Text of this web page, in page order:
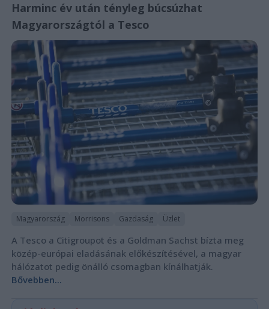
Harminc év után tényleg búcsúzhat
Magyarországtól a Tesco
Magyarország Morrisons Gazdaság Üzlet
A Tesco a Citigroupot és a Goldman Sachst bízta meg
közép-európai eladásának előkészítésével, a magyar
hálózatot pedig önálló csomagban kínálhatják.
Bővebben...